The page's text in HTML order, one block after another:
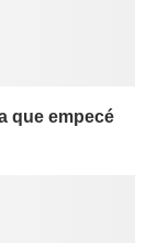
que empecé